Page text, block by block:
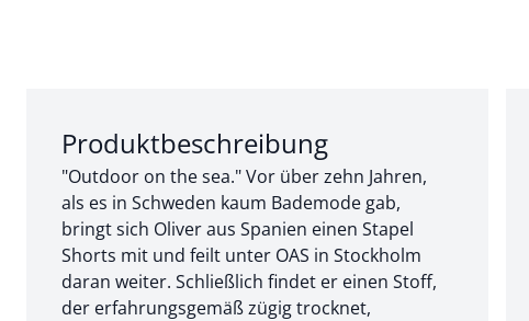
Abschnitt 1 von 3:
Produktbeschreibung
"Outdoor on the sea." Vor über zehn Jahren,
als es in Schweden kaum Bademode gab,
bringt sich Oliver aus Spanien einen Stapel
Shorts mit und feilt unter OAS in Stockholm
daran weiter. Schließlich findet er einen Stoff,
der erfahrungsgemäß zügig trocknet,